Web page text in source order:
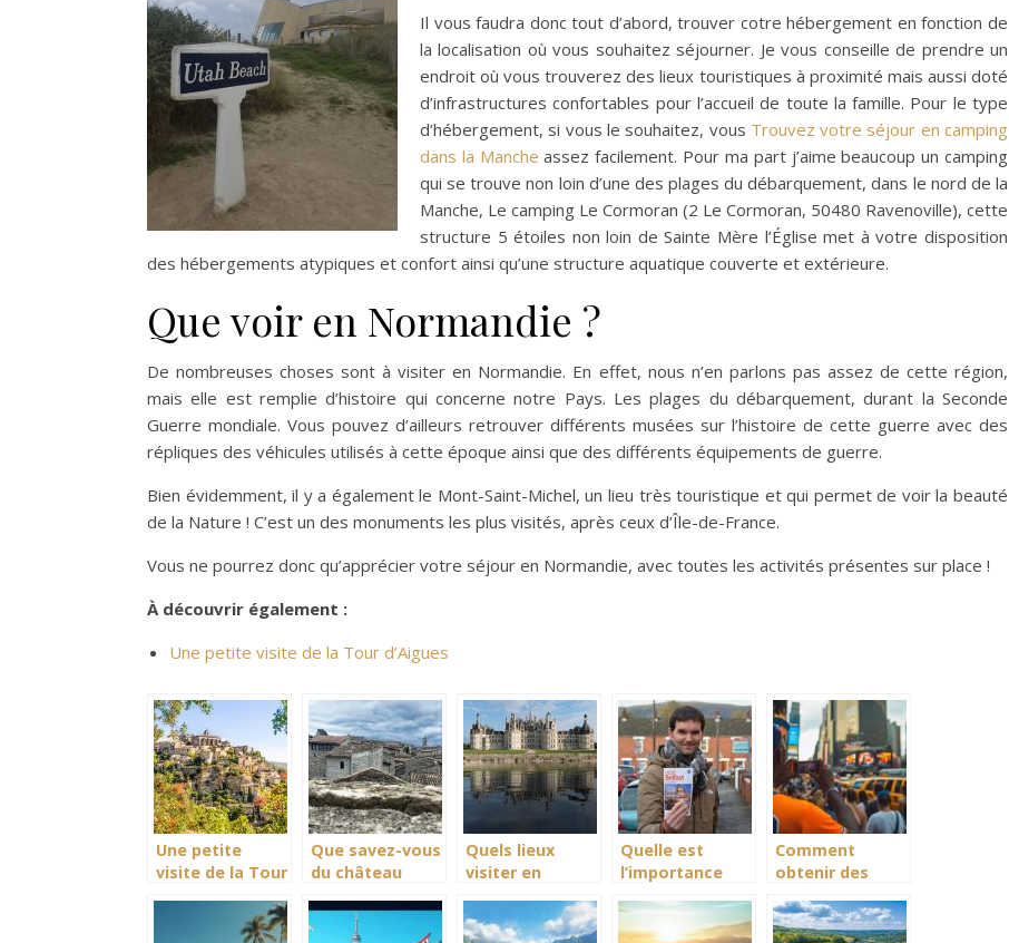
Il vous faudra donc tout d’abord, trouver cotre hébergement en fonction de
la localisation où vous souhaitez séjourner. Je vous conseille de prendre un
endroit où vous trouverez des lieux touristiques à proximité mais aussi doté
d’infrastructures confortables pour l’accueil de toute la famille. Pour le type
d’hébergement, si vous le souhaitez, vous Trouvez votre séjour en camping
dans la Manche assez facilement. Pour ma part j’aime beaucoup un camping
qui se trouve non loin d’une des plages du débarquement, dans le nord de la
Manche, Le camping Le Cormoran (2 Le Cormoran, 50480 Ravenoville), cette
structure 5 étoiles non loin de Sainte Mère l’Église met à votre disposition
des hébergements atypiques et confort ainsi qu’une structure aquatique couverte et extérieure.
Que voir en Normandie ?
De nombreuses choses sont à visiter en Normandie. En effet, nous n’en parlons pas assez de cette région,
mais elle est remplie d’histoire qui concerne notre Pays. Les plages du débarquement, durant la Seconde
Guerre mondiale. Vous pouvez d’ailleurs retrouver différents musées sur l’histoire de cette guerre avec des
répliques des véhicules utilisés à cette époque ainsi que des différents équipements de guerre.
Bien évidemment, il y a également le Mont-Saint-Michel, un lieu très touristique et qui permet de voir la beauté
de la Nature ! C’est un des monuments les plus visités, après ceux d’Île-de-France.
Vous ne pourrez donc qu’apprécier votre séjour en Normandie, avec toutes les activités présentes sur place !
À découvrir également :
Une petite visite de la Tour d’Aigues
Une petite
visite de la Tour
Que savez-vous
du château
Balazuc?
Quels lieux
visiter en
Quelle est
l’importance
touristique?
Comment
obtenir des
match des